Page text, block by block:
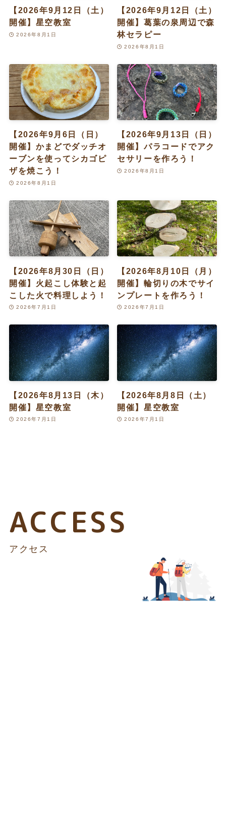
【2026年9月12日（土）
開催】星空教室
2026年8月1日
【2026年9月12日（土）
開催】葛葉の泉周辺で森
林セラピー
2026年8月1日
【2026年9月6日（日）
開催】かまどでダッチオ
ーブンを使ってシカゴピ
ザを焼こう！
2026年8月1日
【2026年9月13日（日）
開催】パラコードでアク
セサリーを作ろう！
2026年8月1日
【2026年8月30日（日）
開催】火起こし体験と起
こした火で料理しよう！
2026年7月1日
【2026年8月10日（月）
開催】輪切りの木でサイ
ンプレートを作ろう！
2026年7月1日
【2026年8月13日（木）
開催】星空教室
2026年7月1日
【2026年8月8日（土）
開催】星空教室
2026年7月1日
ACCESS
アクセス